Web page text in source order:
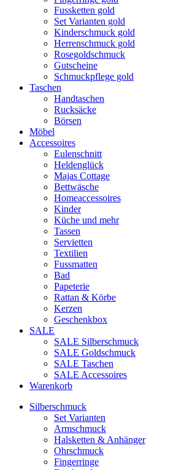
Fussketten gold
Set Varianten gold
Kinderschmuck gold
Herrenschmuck gold
Rosegoldschmuck
Gutscheine
Schmuckpflege gold
Taschen
Handtaschen
Rucksäcke
Börsen
Möbel
Accessoires
Eulenschnitt
Heldenglück
Majas Cottage
Bettwäsche
Homeaccessoires
Kinder
Küche und mehr
Tassen
Servietten
Textilien
Fussmatten
Bad
Papeterie
Rattan & Körbe
Kerzen
Geschenkbox
SALE
SALE Silberschmuck
SALE Goldschmuck
SALE Taschen
SALE Accessoires
Warenkorb
Silberschmuck
Set Varianten
Armschmuck
Halsketten & Anhänger
Ohrschmuck
Fingerringe